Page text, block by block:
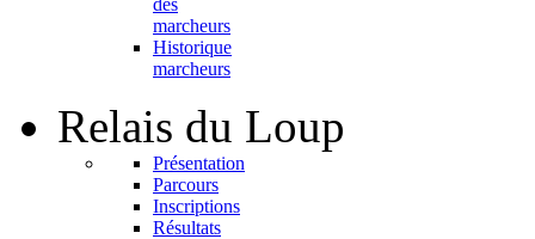
des
marcheurs
Historique
marcheurs
Relais du Loup
Présentation
Parcours
Inscriptions
Résultats